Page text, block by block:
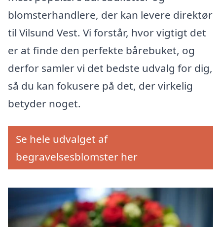
blomsterhandlere, der kan levere direktør
til Vilsund Vest. Vi forstår, hvor vigtigt det
er at finde den perfekte bårebuket, og
derfor samler vi det bedste udvalg for dig,
så du kan fokusere på det, der virkelig
betyder noget.
Se hele udvalget af
begravelsesblomster her